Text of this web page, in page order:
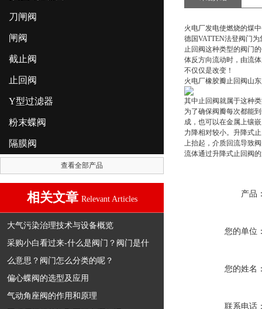
刀闸阀
闸阀
截止阀
止回阀
Y型过滤器
粉末蝶阀
隔膜阀
查看全部产品
相关文章 Relevant Articles
大气污染治理技术与设备概览
采购小白看过来-什么是阀门？阀门是什
么意思？阀门怎么分类的呢？
偏心蝶阀的选型及应用
气动角座阀的作用和原理
火电厂发电使燃烧的煤
德国VATTEN法登阀门
止回阀这种类型的阀门
体反方向流动时，由流
不仅仅是改变！
火电厂橡胶瓣止回阀山
其中止回阀就属于这种
为了确保阀瓣每次都能
成，也可以在金属上镶
力降相对较小。升降式
上抬起，介质回流导致
流体通过升降式止回阀
产品
您的单位
您的姓名
联系电话